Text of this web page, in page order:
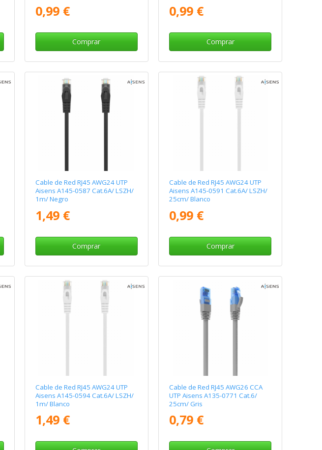
0,99 €
Comprar
0,99 €
Comprar
Cable de Red RJ45 AWG24 UTP
Aisens A145-0587 Cat.6A/ LSZH/
1m/ Negro
1,49 €
Comprar
Cable de Red RJ45 AWG24 UTP
Aisens A145-0591 Cat.6A/ LSZH/
25cm/ Blanco
0,99 €
Comprar
Cable de Red RJ45 AWG24 UTP
Aisens A145-0594 Cat.6A/ LSZH/
1m/ Blanco
1,49 €
Cable de Red RJ45 AWG26 CCA
UTP Aisens A135-0771 Cat.6/
25cm/ Gris
0,79 €